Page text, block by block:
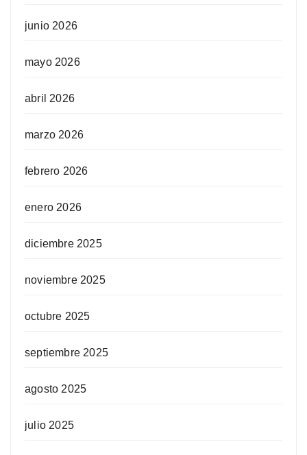
junio 2026
mayo 2026
abril 2026
marzo 2026
febrero 2026
enero 2026
diciembre 2025
noviembre 2025
octubre 2025
septiembre 2025
agosto 2025
julio 2025